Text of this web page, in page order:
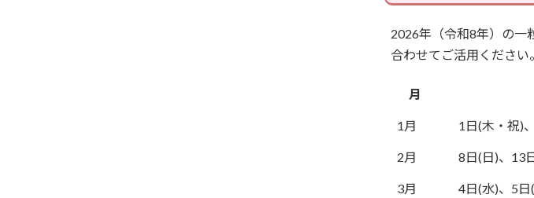
2026年（令和8年）の一
合わせてご活用ください。
月
1月 1日(木・祝)
2月 8日(日)、13
3月 4日(水)、5